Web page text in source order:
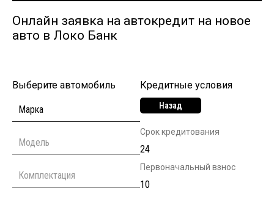
Онлайн заявка на автокредит на новое
авто в Локо Банк
Выберите автомобиль Кредитные условия
Назад
Срок кредитования
Первоначальный взнос